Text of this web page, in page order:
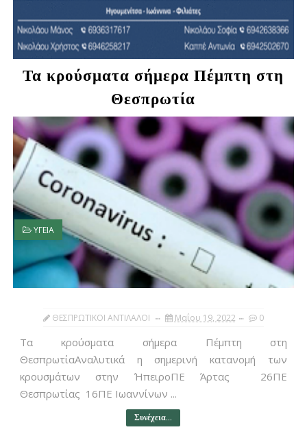
Τα κρούσματα σήμερα Πέμπτη στη
Θεσπρωτία
ΥΓΕΙΑ
ΘΕΣΠΡΩΤΙΚΟΙ ΑΝΤΙΛΑΛΟΙ Μαΐου 19, 2022 0
Τα κρούσματα σήμερα Πέμπτη στη
ΘεσπρωτίαΑναλυτικά η σημερινή κατανομή των
κρουσμάτων στην ΉπειροΠΕ Άρτας 26ΠΕ
Θεσπρωτίας 16ΠΕ Ιωαννίνων ...
Συνέχεια...